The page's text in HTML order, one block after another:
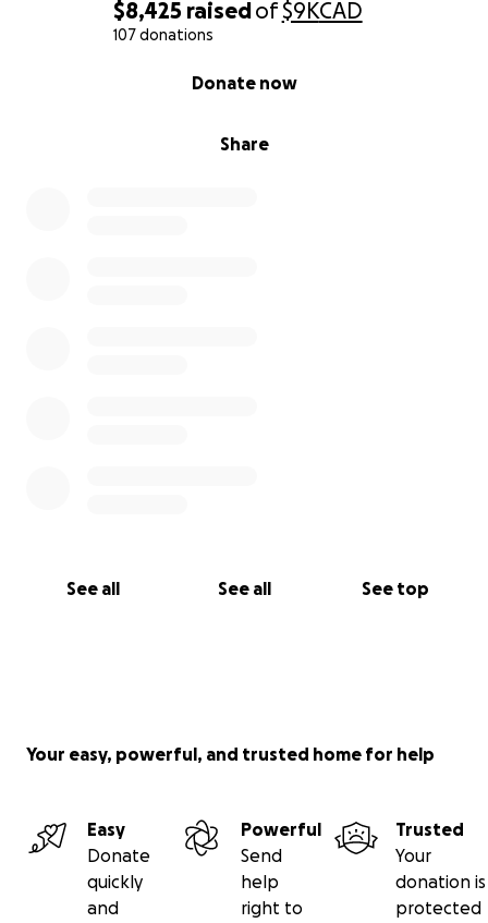
$8,425 raisedof$9KCAD
107 donations
Share
Donate now
See all See all See top
Your easy, powerful, and trusted home for help
Easy
Donate
quickly
and
Powerful
Send
help
right to
Trusted
Your
donation is
protected